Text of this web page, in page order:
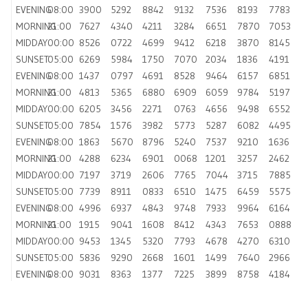
EVENING08:00 3900 5292 8842 9132 7536 8193
7783
MORNING21:00 7627 4340 4211 3284 6651 7870
7053
MIDDAY00:00 8526 0722 4699 9412 6218 3870
8145
SUNSET05:00 6269 5984 1750 7070 2034 1836
4191
EVENING08:00 1437 0797 4691 8528 9464 6157
6851
MORNING21:00 4813 5365 6880 6909 6059 9784
5197
MIDDAY00:00 6205 3456 2271 0763 4656 9498
6552
SUNSET05:00 7854 1576 3982 5773 5287 6082
4495
EVENING08:00 1863 5670 8796 5240 7537 9210
1636
MORNING21:00 4288 6234 6901 0068 1201 3257
2462
MIDDAY00:00 7197 3719 2606 7765 7044 3715
7885
SUNSET05:00 7739 8911 0833 6510 1475 6459
5575
EVENING08:00 4996 6937 4843 9748 7933 9964
6164
MORNING21:00 1915 9041 1608 8412 4343 7653
0888
MIDDAY00:00 9453 1345 5320 7793 4678 4270
6310
SUNSET05:00 5836 9290 2668 1601 1499 7640
2966
EVENING08:00 9031 8363 1377 7225 3899 8758
4184